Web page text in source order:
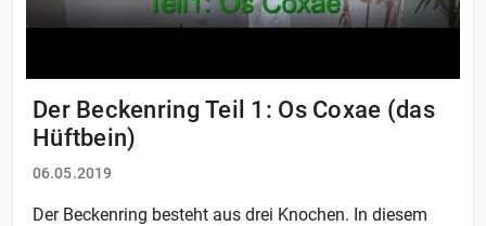
Der Beckenring Teil 1: Os Coxae (das
Hüftbein)
06.05.2019
Der Beckenring besteht aus drei Knochen. In diesem